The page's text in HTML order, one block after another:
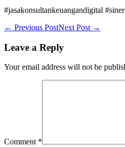
#jasakonsultankeuangandigital
Post
← Previous PostNext Post →
Leave a Reply
Your email address will not be
Comment *